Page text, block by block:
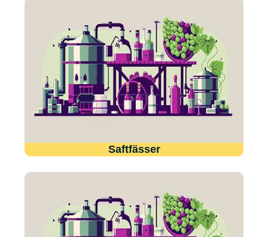
Saftfässer